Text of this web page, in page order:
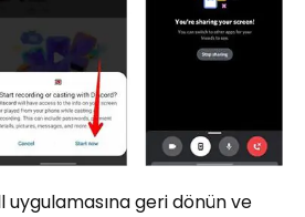
uygulamasına geri dönün ve